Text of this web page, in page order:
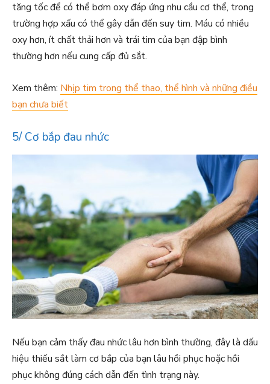
tăng tốc để có thể bơm oxy đáp ứng nhu cầu cơ thể, trong
trường hợp xấu có thể gây dẫn đến suy tim. Máu có nhiều
oxy hơn, ít chất thải hơn và trái tim của bạn đập bình
thường hơn nếu cung cấp đủ sắt.
Xem thêm: Nhịp tim trong thể thao, thể hình và những điều
bạn chưa biết
5/ Cơ bắp đau nhức
Nếu bạn cảm thấy đau nhức lâu hơn bình thường, đây là dấu
hiệu thiếu sắt làm cơ bắp của bạn lâu hồi phục hoặc hồi
phục không đúng cách dẫn đến tình trạng này.